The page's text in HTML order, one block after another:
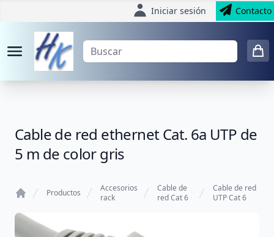
Iniciar sesión Contacto
Cable de red ethernet Cat. 6a UTP de
5 m de color gris
Productos
Accesorios
rack
Cable de
red Cat 6
Cable de red
UTP Cat 6